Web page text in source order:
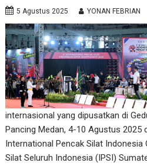
5 Agustus 2025 YONAN FEBRIAN
internasional yang dipusatkan di
Pancing Medan, 4-10 Agustus 2025
International Pencak Silat Indonesia
Silat Seluruh Indonesia (IPSI)